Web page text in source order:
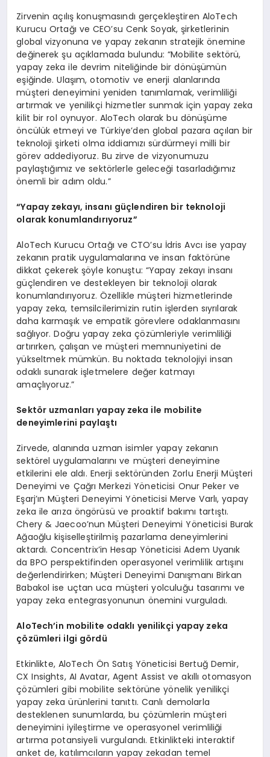
Zirvenin açılış konuşmasındı gerçekleştiren AloTech
Kurucu Ortağı ve CEO’su Cenk Soyak, şirketlerinin
global vizyonuna ve yapay zekanın stratejik önemine
değinerek şu açıklamada bulundu: “Mobilite sektörü,
yapay zeka ile devrim niteliğinde bir dönüşümün
eşiğinde. Ulaşım, otomotiv ve enerji alanlarında
müşteri deneyimini yeniden tanımlamak, verimliliği
artırmak ve yenilikçi hizmetler sunmak için yapay zeka
kilit bir rol oynuyor. AloTech olarak bu dönüşüme
öncülük etmeyi ve Türkiye’den global pazara açılan bir
teknoloji şirketi olma iddiamızı sürdürmeyi milli bir
görev addediyoruz. Bu zirve de vizyonumuzu
paylaştığımız ve sektörlerle geleceği tasarladığımız
önemli bir adım oldu.”
“Yapay zekayı, insanı güçlendiren bir teknoloji
olarak konumlandırıyoruz”
AloTech Kurucu Ortağı ve CTO’su İdris Avcı ise yapay
zekanın pratik uygulamalarına ve insan faktörüne
dikkat çekerek şöyle konuştu: “Yapay zekayı insanı
güçlendiren ve destekleyen bir teknoloji olarak
konumlandırıyoruz. Özellikle müşteri hizmetlerinde
yapay zeka, temsilcilerimizin rutin işlerden sıyrılarak
daha karmaşık ve empatik görevlere odaklanmasını
sağlıyor. Doğru yapay zeka çözümleriyle verimliliği
artırırken, çalışan ve müşteri memnuniyetini de
yükseltmek mümkün. Bu noktada teknolojiyi insan
odaklı sunarak işletmelere değer katmayı
amaçlıyoruz.”
Sektör uzmanları yapay zeka ile mobilite
deneyimlerini paylaştı
Zirvede, alanında uzman isimler yapay zekanın
sektörel uygulamalarını ve müşteri deneyimine
etkilerini ele aldı. Enerji sektöründen Zorlu Enerji Müşteri
Deneyimi ve Çağrı Merkezi Yöneticisi Onur Peker ve
Eşarj’ın Müşteri Deneyimi Yöneticisi Merve Varlı, yapay
zeka ile arıza öngörüsü ve proaktif bakımı tartıştı.
Chery & Jaecoo’nun Müşteri Deneyimi Yöneticisi Burak
Ağaoğlu kişiselleştirilmiş pazarlama deneyimlerini
aktardı. Concentrix’in Hesap Yöneticisi Adem Uyanık
da BPO perspektifinden operasyonel verimlilik artışını
değerlendirirken; Müşteri Deneyimi Danışmanı Birkan
Babakol ise uçtan uca müşteri yolculuğu tasarımı ve
yapay zeka entegrasyonunun önemini vurguladı.
AloTech’in mobilite odaklı yenilikçi yapay zeka
çözümleri ilgi gördü
Etkinlikte, AloTech Ön Satış Yöneticisi Bertuğ Demir,
CX Insights, AI Avatar, Agent Assist ve akıllı otomasyon
çözümleri gibi mobilite sektörüne yönelik yenilikçi
yapay zeka ürünlerini tanıttı. Canlı demolarla
desteklenen sunumlarda, bu çözümlerin müşteri
deneyimini iyileştirme ve operasyonel verimliliği
artırma potansiyeli vurgulandı. Etkinlikteki interaktif
anket de, katılımcıların yapay zekadan temel